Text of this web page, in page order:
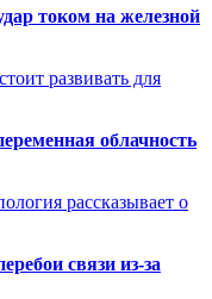
током на железной
развивать для
облачность
рассказывает о
связи из-за